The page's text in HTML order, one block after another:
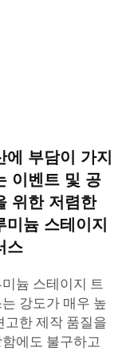
에 부담이 가지
이벤트 및 공
위한 저렴한
미늄 스테이지
스
늄 스테이지 트
강도가 매우 높
고한 제작 품질을
에도 불구하고